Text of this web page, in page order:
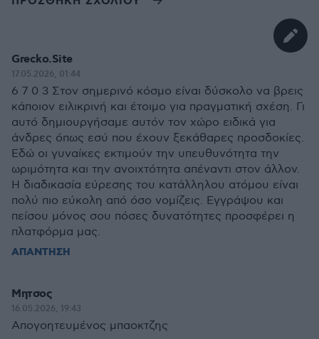
Grecko.Site
17.05.2026, 01:44
6 7 0 3 Στον σημερινό κόσμο είναι δύσκολο να βρεις
κάποιον ειλικρινή και έτοιμο για πραγματική σχέση. Γι
αυτό δημιουργήσαμε αυτόν τον χώρο ειδικά για
άνδρες όπως εσύ που έχουν ξεκάθαρες προσδοκίες.
Εδώ οι γυναίκες εκτιμούν την υπευθυνότητα την
ωριμότητα και την ανοιχτότητα απέναντι στον άλλον.
Η διαδικασία εύρεσης του κατάλληλου ατόμου είναι
πολύ πιο εύκολη από όσο νομίζεις. Εγγράψου και
πείσου μόνος σου πόσες δυνατότητες προσφέρει η
πλατφόρμα μας.
ΑΠΑΝΤΗΣΗ
Μητσος
16.05.2026, 19:43
Απογοητευμένος μπαοκτζης